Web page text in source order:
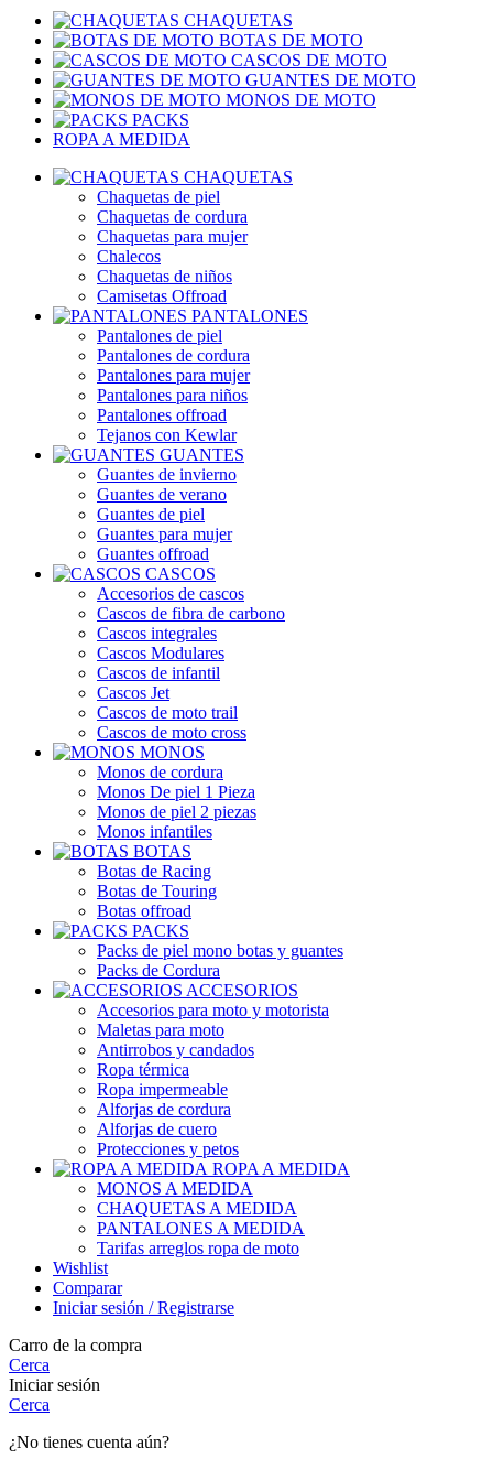
CHAQUETAS
BOTAS DE MOTO
CASCOS DE MOTO
GUANTES DE MOTO
MONOS DE MOTO
PACKS
ROPA A MEDIDA
CHAQUETAS
Chaquetas de piel
Chaquetas de cordura
Chaquetas para mujer
Chalecos
Chaquetas de niños
Camisetas Offroad
PANTALONES
Pantalones de piel
Pantalones de cordura
Pantalones para mujer
Pantalones para niños
Pantalones offroad
Tejanos con Kewlar
GUANTES
Guantes de invierno
Guantes de verano
Guantes de piel
Guantes para mujer
Guantes offroad
CASCOS
Accesorios de cascos
Cascos de fibra de carbono
Cascos integrales
Cascos Modulares
Cascos de infantil
Cascos Jet
Cascos de moto trail
Cascos de moto cross
MONOS
Monos de cordura
Monos De piel 1 Pieza
Monos de piel 2 piezas
Monos infantiles
BOTAS
Botas de Racing
Botas de Touring
Botas offroad
PACKS
Packs de piel mono botas y guantes
Packs de Cordura
ACCESORIOS
Accesorios para moto y motorista
Maletas para moto
Antirrobos y candados
Ropa térmica
Ropa impermeable
Alforjas de cordura
Alforjas de cuero
Protecciones y petos
ROPA A MEDIDA
MONOS A MEDIDA
CHAQUETAS A MEDIDA
PANTALONES A MEDIDA
Tarifas arreglos ropa de moto
Wishlist
Comparar
Iniciar sesión / Registrarse
Carro de la compra
Cerca
Iniciar sesión
Cerca
¿No tienes cuenta aún?